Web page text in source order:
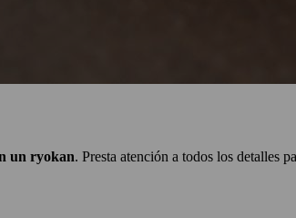
un ryokan. Presta atención a todos los detalles